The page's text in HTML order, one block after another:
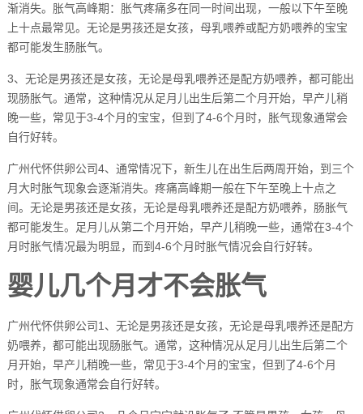
渐消失。胀气高峰期：胀气疼痛多在同一时间出现，一般以下午至晚
上十点最常见。无论是男孩还是女孩，母乳喂养或配方奶喂养的宝宝
都可能发生肠胀气。
3、无论是男孩还是女孩，无论是母乳喂养还是配方奶喂养，都可能出
现肠胀气。通常，这种情况从足月儿出生后第二个月开始，早产儿稍
晚一些，常见于3-4个月的宝宝，但到了4-6个月时，胀气现象通常会
自行好转。
广州代怀供卵公司4、通常情况下，新生儿在出生后两周开始，到三个
月大时胀气现象会逐渐消失。疼痛高峰期一般在下午至晚上十点之
间。无论是男孩还是女孩，无论是母乳喂养还是配方奶喂养，肠胀气
都可能发生。足月儿从第二个月开始，早产儿稍晚一些，通常在3-4个
月时胀气情况最为明显，而到4-6个月时胀气情况会自行好转。
婴儿几个月才不会胀气
广州代怀供卵公司1、无论是男孩还是女孩，无论是母乳喂养还是配方
奶喂养，都可能出现肠胀气。通常，这种情况从足月儿出生后第二个
月开始，早产儿稍晚一些，常见于3-4个月的宝宝，但到了4-6个月
时，胀气现象通常会自行好转。